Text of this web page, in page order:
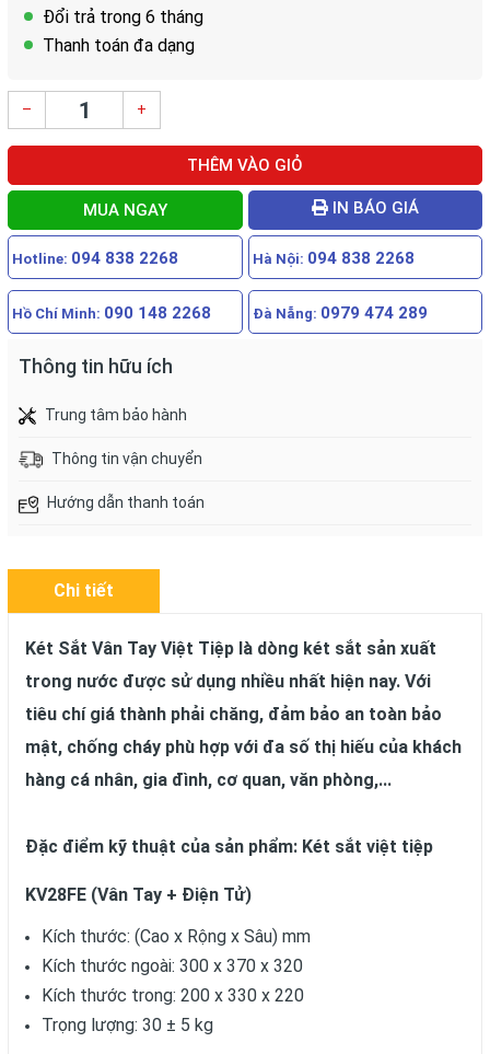
Đổi trả trong 6 tháng
Thanh toán đa dạng
– +
THÊM VÀO GIỎ
MUA NGAY IN BÁO GIÁ
Hotline: 094 838 2268 Hà Nội: 094 838 2268
Hồ Chí Minh: 090 148 2268 Đà Nẵng: 0979 474 289
Thông tin hữu ích
Trung tâm bảo hành
Thông tin vận chuyển
Hướng dẫn thanh toán
Chi tiết
Két Sắt Vân Tay Việt Tiệp là dòng két sắt sản xuất
trong nước được sử dụng nhiều nhất hiện nay. Với
tiêu chí giá thành phải chăng, đảm bảo an toàn bảo
mật, chống cháy phù hợp với đa số thị hiếu của khách
hàng cá nhân, gia đình, cơ quan, văn phòng,...
Đặc điểm kỹ thuật của sản phẩm: Két sắt việt tiệp
KV28FE (Vân Tay + Điện Tử)
Kích thước: (Cao x Rộng x Sâu) mm
Kích thước ngoài: 300 x 370 x 320
Kích thước trong: 200 x 330 x 220
Trọng lượng: 30 ± 5 kg